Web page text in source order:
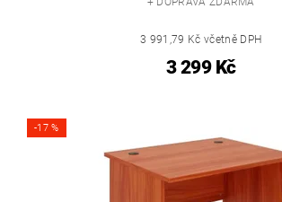
3 991,79 Kč včetně DPH
3 299 Kč
-17 %